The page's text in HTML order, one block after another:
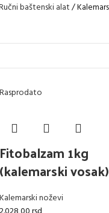
baštenski alat
Rasprodato
Fitobalzam 1kg
(kalemarski
Kalemarski noževi